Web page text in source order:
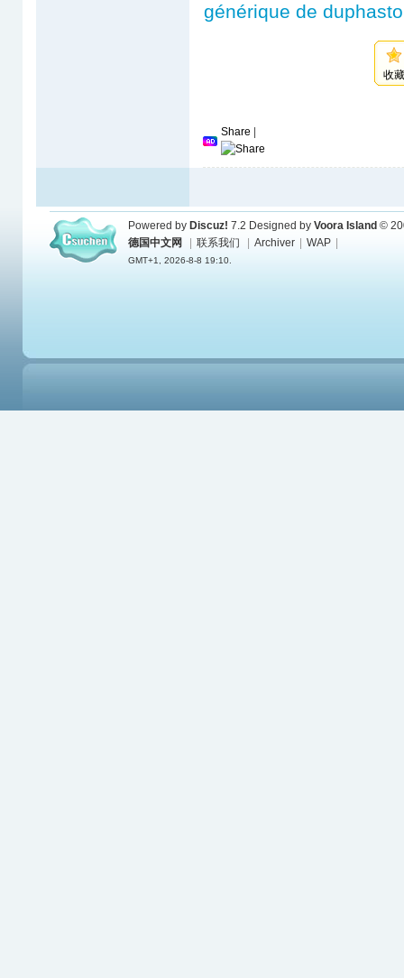
générique de
收
Share
Powered by Discuz! 7.2 Designed by Voora Island ©
德国中文网
联系我们 Archiver WAP
GMT+1, 2026-8-8 19:10.